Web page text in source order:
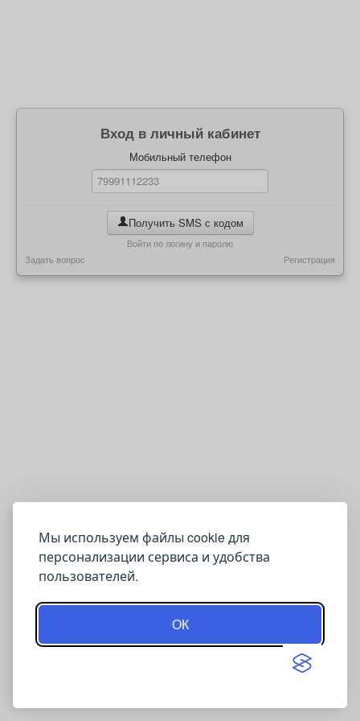
Мы используем файлы cookie для
персонализации сервиса и удобства
пользователей.
ОК
Вход в личный кабинет
Мобильный телефон
Получить SMS с кодом
Войти по логину и паролю
Задать вопрос
Регистрация